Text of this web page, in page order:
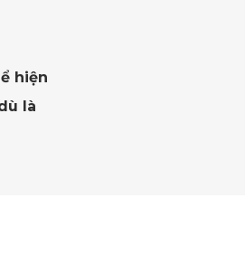
Dùng
tô 360 Mercedes CLA không tạo
loại bỏ hoàn toàn bụi bẩn trên bề
hiện
là